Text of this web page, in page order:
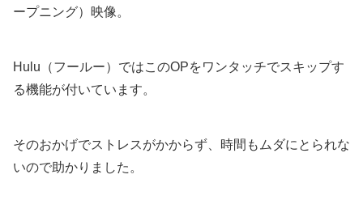
ープニング）映像。
Hulu（フールー）ではこのOPをワンタッチでスキップす
る機能が付いています。
そのおかげでストレスがかからず、時間もムダにとられな
いので助かりました。